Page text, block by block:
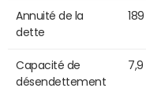
Annuité de la
dette
Capacité de
désendettement